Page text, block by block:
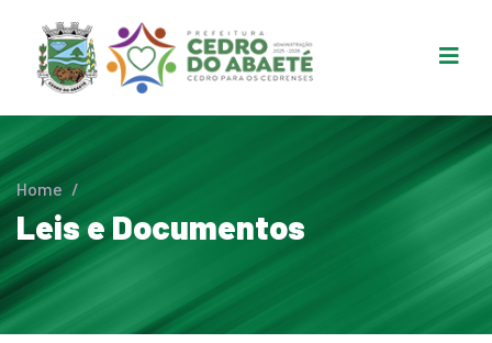
Home /
Leis e Documentos